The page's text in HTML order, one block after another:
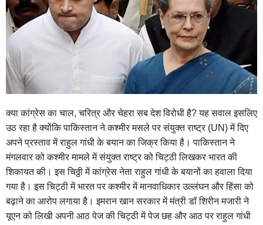
क्या कांग्रेस का चाल, चरित्र और चेहरा सब देश विरोधी है? यह सवाल इसलिए
उठ रहा है क्योंकि पाकिस्तान ने कश्मीर मसले पर संयुक्त राष्ट्र (UN) में दिए
अपने प्रस्ताव में राहुल गांधी के बयान का जिक्र किया है। पाकिस्तान ने
मंगलवार को कश्मीर मामले में संयुक्त राष्ट्र को चिट्ठी लिखकर भारत की
शिकायत की। इस चिठ्ठी में कांग्रेस नेता राहुल गांधी के बयानों का हवाला दिया
गया है। इस चिट्ठी में भारत पर कश्मीर में मानवाधिकार उल्लंघन और हिंसा को
बढ़ाने का आरोप लगाया है। इमरान खान सरकार में मंत्री डॉ शिरीन मजारी ने
यूएन को लिखी अपनी आठ पेज की चिट्ठी में पेज छह और आठ पर राहुल गांधी